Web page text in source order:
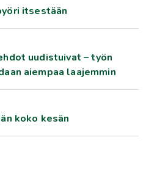
itsestään
uudistuivat – työn
aiempaa laajemmin
koko kesän